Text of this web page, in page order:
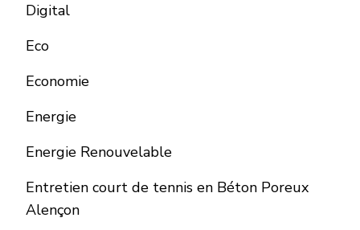
Digital
Eco
Economie
Energie
Energie Renouvelable
Entretien court de tennis en Béton Poreux
Alençon